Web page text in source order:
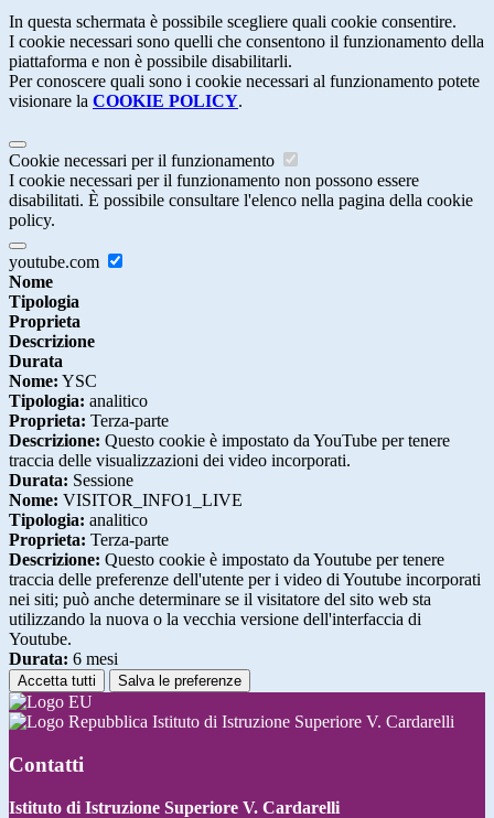
In questa schermata è possibile scegliere quali cookie consentire.
I cookie necessari sono quelli che consentono il funzionamento della
piattaforma e non è possibile disabilitarli.
Per conoscere quali sono i cookie necessari al funzionamento potete
visionare la COOKIE POLICY.
Cookie necessari per il funzionamento
I cookie necessari per il funzionamento non possono essere
disabilitati. È possibile consultare l'elenco nella pagina della cookie
policy.
youtube.com
Nome
Tipologia
Proprieta
Descrizione
Durata
Nome: YSC
Tipologia: analitico
Proprieta: Terza-parte
Descrizione: Questo cookie è impostato da YouTube per tenere
traccia delle visualizzazioni dei video incorporati.
Durata: Sessione
Nome: VISITOR_INFO1_LIVE
Tipologia: analitico
Proprieta: Terza-parte
Descrizione: Questo cookie è impostato da Youtube per tenere
traccia delle preferenze dell'utente per i video di Youtube incorporati
nei siti; può anche determinare se il visitatore del sito web sta
utilizzando la nuova o la vecchia versione dell'interfaccia di
Youtube.
Durata: 6 mesi
Accetta tutti Salva le preferenze
Istituto di Istruzione Superiore V. Cardarelli
Contatti
Istituto di Istruzione Superiore V. Cardarelli